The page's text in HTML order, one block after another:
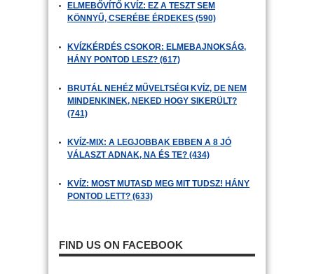
ELMEBŐVÍTŐ KVÍZ: EZ A TESZT SEM
KÖNNYŰ, CSERÉBE ÉRDEKES (590)
KVÍZKÉRDÉS CSOKOR: ELMEBAJNOKSÁG,
HÁNY PONTOD LESZ? (617)
BRUTÁL NEHÉZ MŰVELTSÉGI KVÍZ, DE NEM
MINDENKINEK, NEKED HOGY SIKERÜLT?
(741)
KVÍZ-MIX: A LEGJOBBAK EBBEN A 8 JÓ
VÁLASZT ADNAK, NA ÉS TE? (434)
KVÍZ: MOST MUTASD MEG MIT TUDSZ! HÁNY
PONTOD LETT? (633)
FIND US ON FACEBOOK